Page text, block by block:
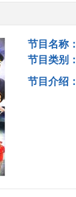
节目名称：
节目类别：
节目介绍：